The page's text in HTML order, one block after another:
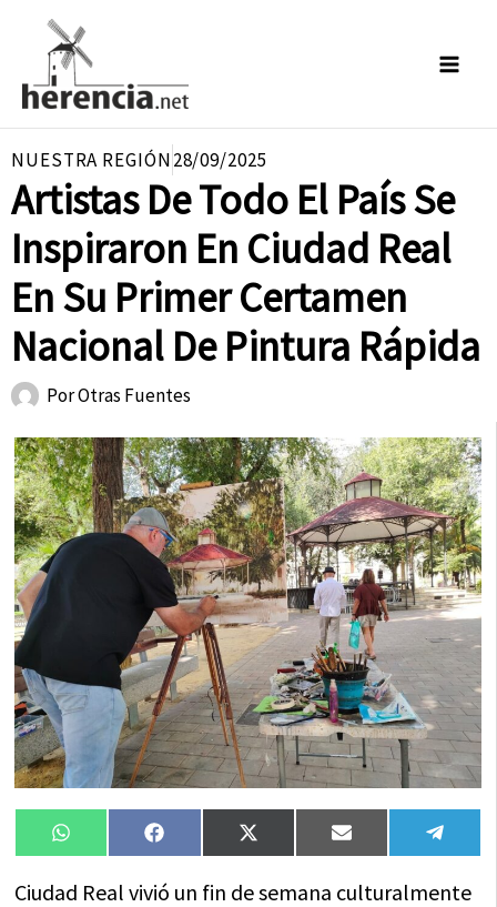
contenido
NUESTRA REGIÓN28/09/2025
Artistas De Todo El País Se
Inspiraron En Ciudad Real
En Su Primer Certamen
Nacional De Pintura Rápida
PorOtras Fuentes
Compartir
en
WhatsAppCompartir
en
FacebookCompartir
en
X
(Twitter)
Compartir
en
Email
en
Ciudad Real vivió un fin de semana culturalmente